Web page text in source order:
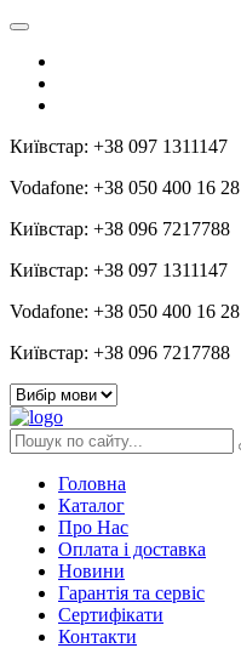
Київстар: +38 097 1311147
Vodafone: +38 050 400 16 28
Київстар: +38 096 7217788
Київстар: +38 097 1311147
Vodafone: +38 050 400 16 28
Київстар: +38 096 7217788
Головна
Каталог
Про Нас
Оплата і доставка
Новини
Гарантія та сервіс
Сертифікати
Контакти